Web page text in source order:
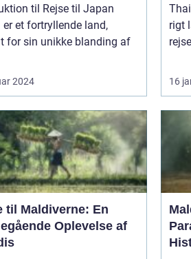
til Rejse til Japan
et fortryllende land,
for sin unikke blanding af
2024
rigt
16
til Maldiverne: En
Oplevelse af